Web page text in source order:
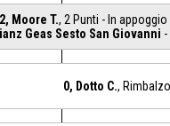
2, Moore T., 2 Punti - In
Geas Sesto San Giovanni
0, Dotto C.,